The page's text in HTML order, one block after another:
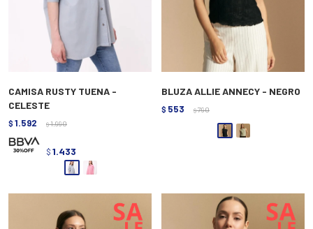
CAMISA RUSTY TUENA -
CELESTE
$ 1.592 $ 1.990
$ 1.433
BLUZA ALLIE ANNECY - NEGRO
$ 553 $ 790